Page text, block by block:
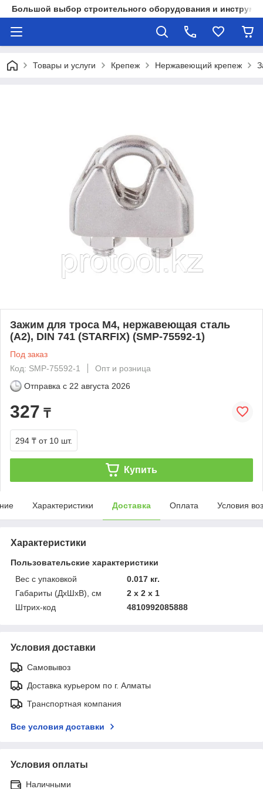
Большой выбор строительного оборудования и
Товары и услуги Крепеж Нержавеющий крепеж
Зажим для троса М4, нержавеющая сталь
(А2), DIN 741 (STARFIX) (SMP-75592-1)
Под заказ
Код: SMP-75592-1
Опт и розница
Отправка с 22 августа 2026
327 ₸
294 ₸ от 10 шт.
Купить
Характеристики Доставка Оплата Условия
Характеристики
Пользовательские характеристики
Вес с упаковкой
0.017 кг.
Габариты (ДхШхВ), см
2 x 2 x 1
Штрих-код
4810992085888
Условия доставки
Самовывоз
Доставка курьером по г. Алматы
Транспортная компания
Все условия доставки
Условия оплаты
Наличными